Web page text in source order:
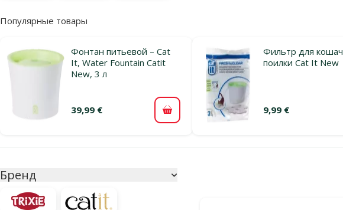
Популярные товары
Фонтан питьевой – Cat
It, Water Fountain Catit
New, 3 л
39,99 € В корзину
Фильтр для
поилки Cat It New
9,99 €
Бренд